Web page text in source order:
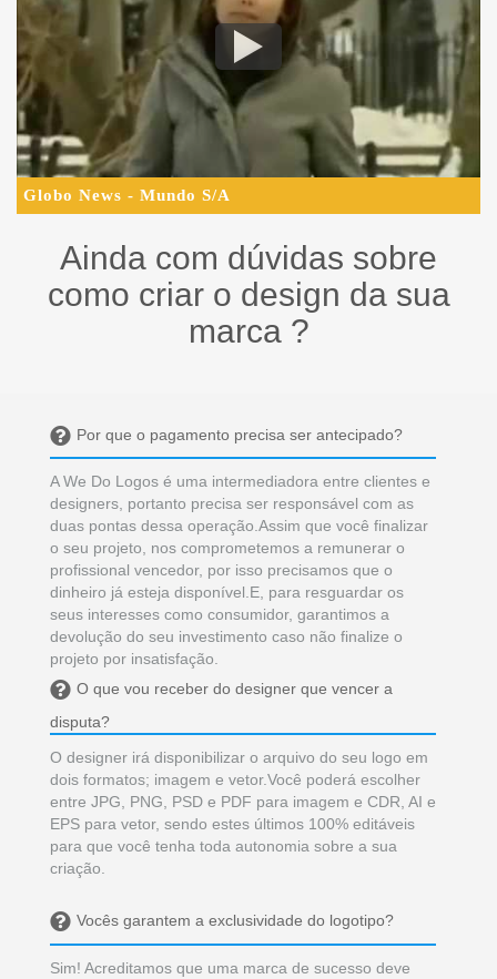
Globo News - Mundo S/A
Ainda com dúvidas sobre
como criar o design da sua
marca ?
Por que o pagamento precisa ser antecipado?
A We Do Logos é uma intermediadora entre clientes e
designers, portanto precisa ser responsável com as
duas pontas dessa operação.Assim que você finalizar
o seu projeto, nos comprometemos a remunerar o
profissional vencedor, por isso precisamos que o
dinheiro já esteja disponível.E, para resguardar os
seus interesses como consumidor, garantimos a
devolução do seu investimento caso não finalize o
projeto por insatisfação.
O que vou receber do designer que vencer a
disputa?
O designer irá disponibilizar o arquivo do seu logo em
dois formatos; imagem e vetor.Você poderá escolher
entre JPG, PNG, PSD e PDF para imagem e CDR, AI e
EPS para vetor, sendo estes últimos 100% editáveis
para que você tenha toda autonomia sobre a sua
criação.
Vocês garantem a exclusividade do logotipo?
Sim! Acreditamos que uma marca de sucesso deve